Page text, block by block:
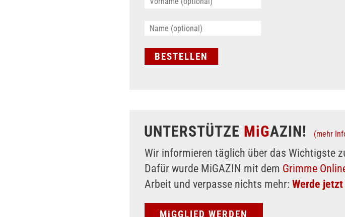
UNTERSTÜTZE MiGAZIN! (mehr
Wir informieren täglich über das Wichtigste
Dafür wurde MiGAZIN mit dem Grimme
Arbeit und verpasse nichts mehr: Werde
MiGGLIED WERDEN